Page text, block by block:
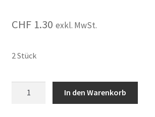
CHF1.30 exkl. MwSt.
2 Stück
In den Warenkorb